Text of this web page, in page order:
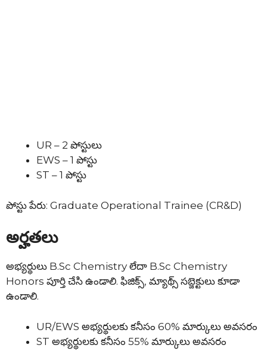
UR – 2 పోస్టులు
EWS – 1 పోస్టు
ST – 1 పోస్టు
పోస్టు పేరు: Graduate Operational Trainee (CR&D)
అర్హతలు
అభ్యర్థులు B.Sc Chemistry లేదా B.Sc Chemistry
Honors పూర్తి చేసి ఉండాలి. ఫిజిక్స్, మ్యాథ్స్ సబ్జెక్టులు కూడా
ఉండాలి.
UR/EWS అభ్యర్థులకు కనీసం 60% మార్కులు అవసరం
ST అభ్యర్థులకు కనీసం 55% మార్కులు అవసరం